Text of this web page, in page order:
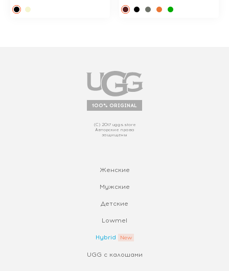
100% ORIGINAL
(С) 2017 uggs.store
Авторские права
защищены
Женские
Мужские
Детские
Lowmel
Hybrid
UGG с калошами